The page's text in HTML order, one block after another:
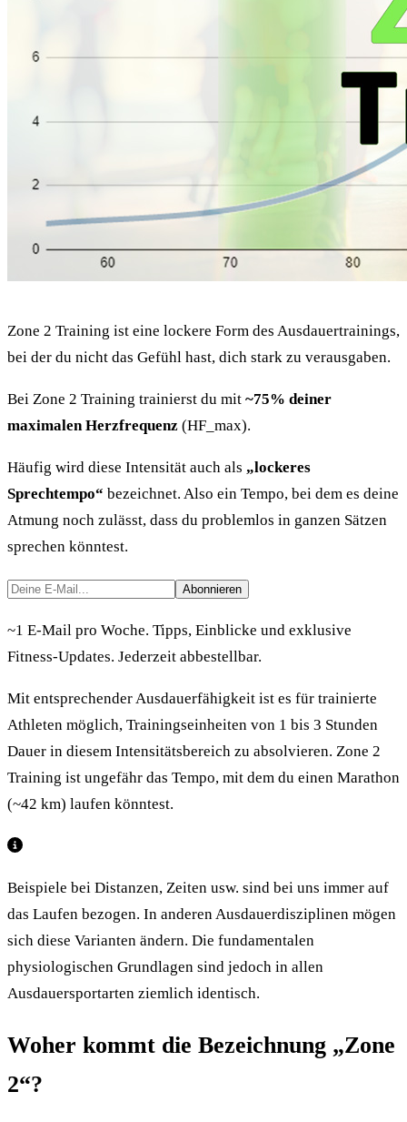
Zone 2 Training ist eine lockere Form des Ausdauertrainings,
bei der du nicht das Gefühl hast, dich stark zu verausgaben.
Bei Zone 2 Training trainierst du mit ~75% deiner
maximalen Herzfrequenz (HF_max).
Häufig wird diese Intensität auch als „lockeres
Sprechtempo“ bezeichnet. Also ein Tempo, bei dem es deine
Atmung noch zulässt, dass du problemlos in ganzen Sätzen
sprechen könntest.
Abonnieren
~1 E-Mail pro Woche. Tipps, Einblicke und exklusive
Fitness-Updates. Jederzeit abbestellbar.
Mit entsprechender Ausdauerfähigkeit ist es für trainierte
Athleten möglich, Trainingseinheiten von 1 bis 3 Stunden
Dauer in diesem Intensitätsbereich zu absolvieren. Zone 2
Training ist ungefähr das Tempo, mit dem du einen Marathon
(~42 km) laufen könntest.
Beispiele bei Distanzen, Zeiten usw. sind bei uns immer auf
das Laufen bezogen. In anderen Ausdauerdisziplinen mögen
sich diese Varianten ändern. Die fundamentalen
physiologischen Grundlagen sind jedoch in allen
Ausdauersportarten ziemlich identisch.
Woher kommt die Bezeichnung „Zone
2“?